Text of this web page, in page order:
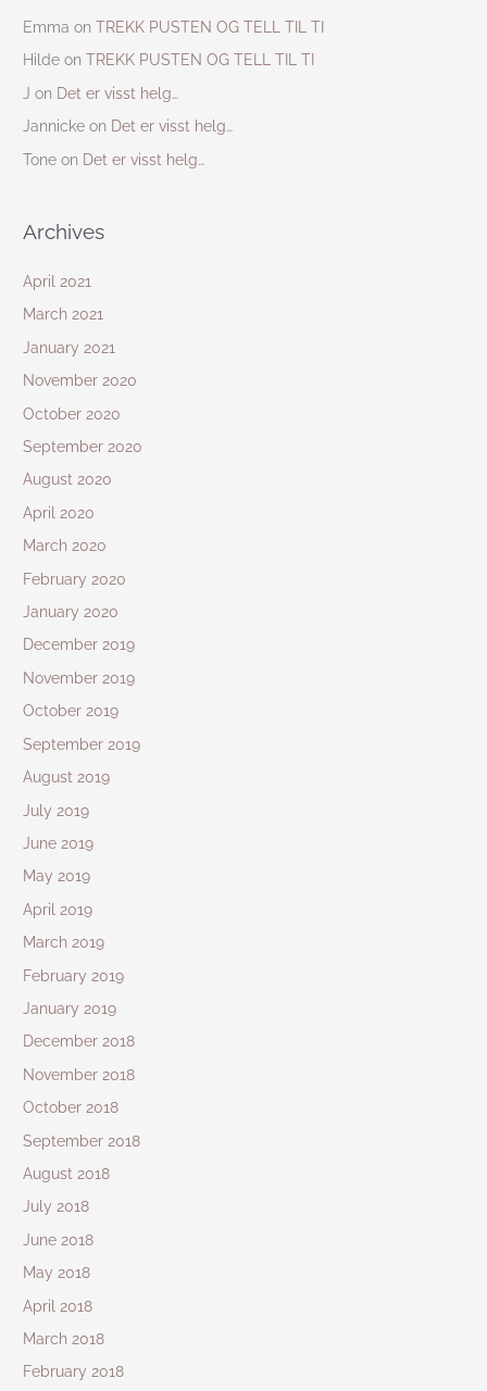
Emma onTREKK PUSTEN OG TELL TIL TI
Hilde onTREKK PUSTEN OG TELL TIL TI
J on Det er visst helg…
Jannicke on Det er visst helg…
Tone on Det er visst helg…
Archives
April 2021
March 2021
January 2021
November 2020
October 2020
September 2020
August 2020
April 2020
March 2020
February 2020
January 2020
December 2019
November 2019
October 2019
September 2019
August 2019
July 2019
June 2019
May 2019
April 2019
March 2019
February 2019
January 2019
December 2018
November 2018
October 2018
September 2018
August 2018
July 2018
June 2018
May 2018
April 2018
March 2018
February 2018